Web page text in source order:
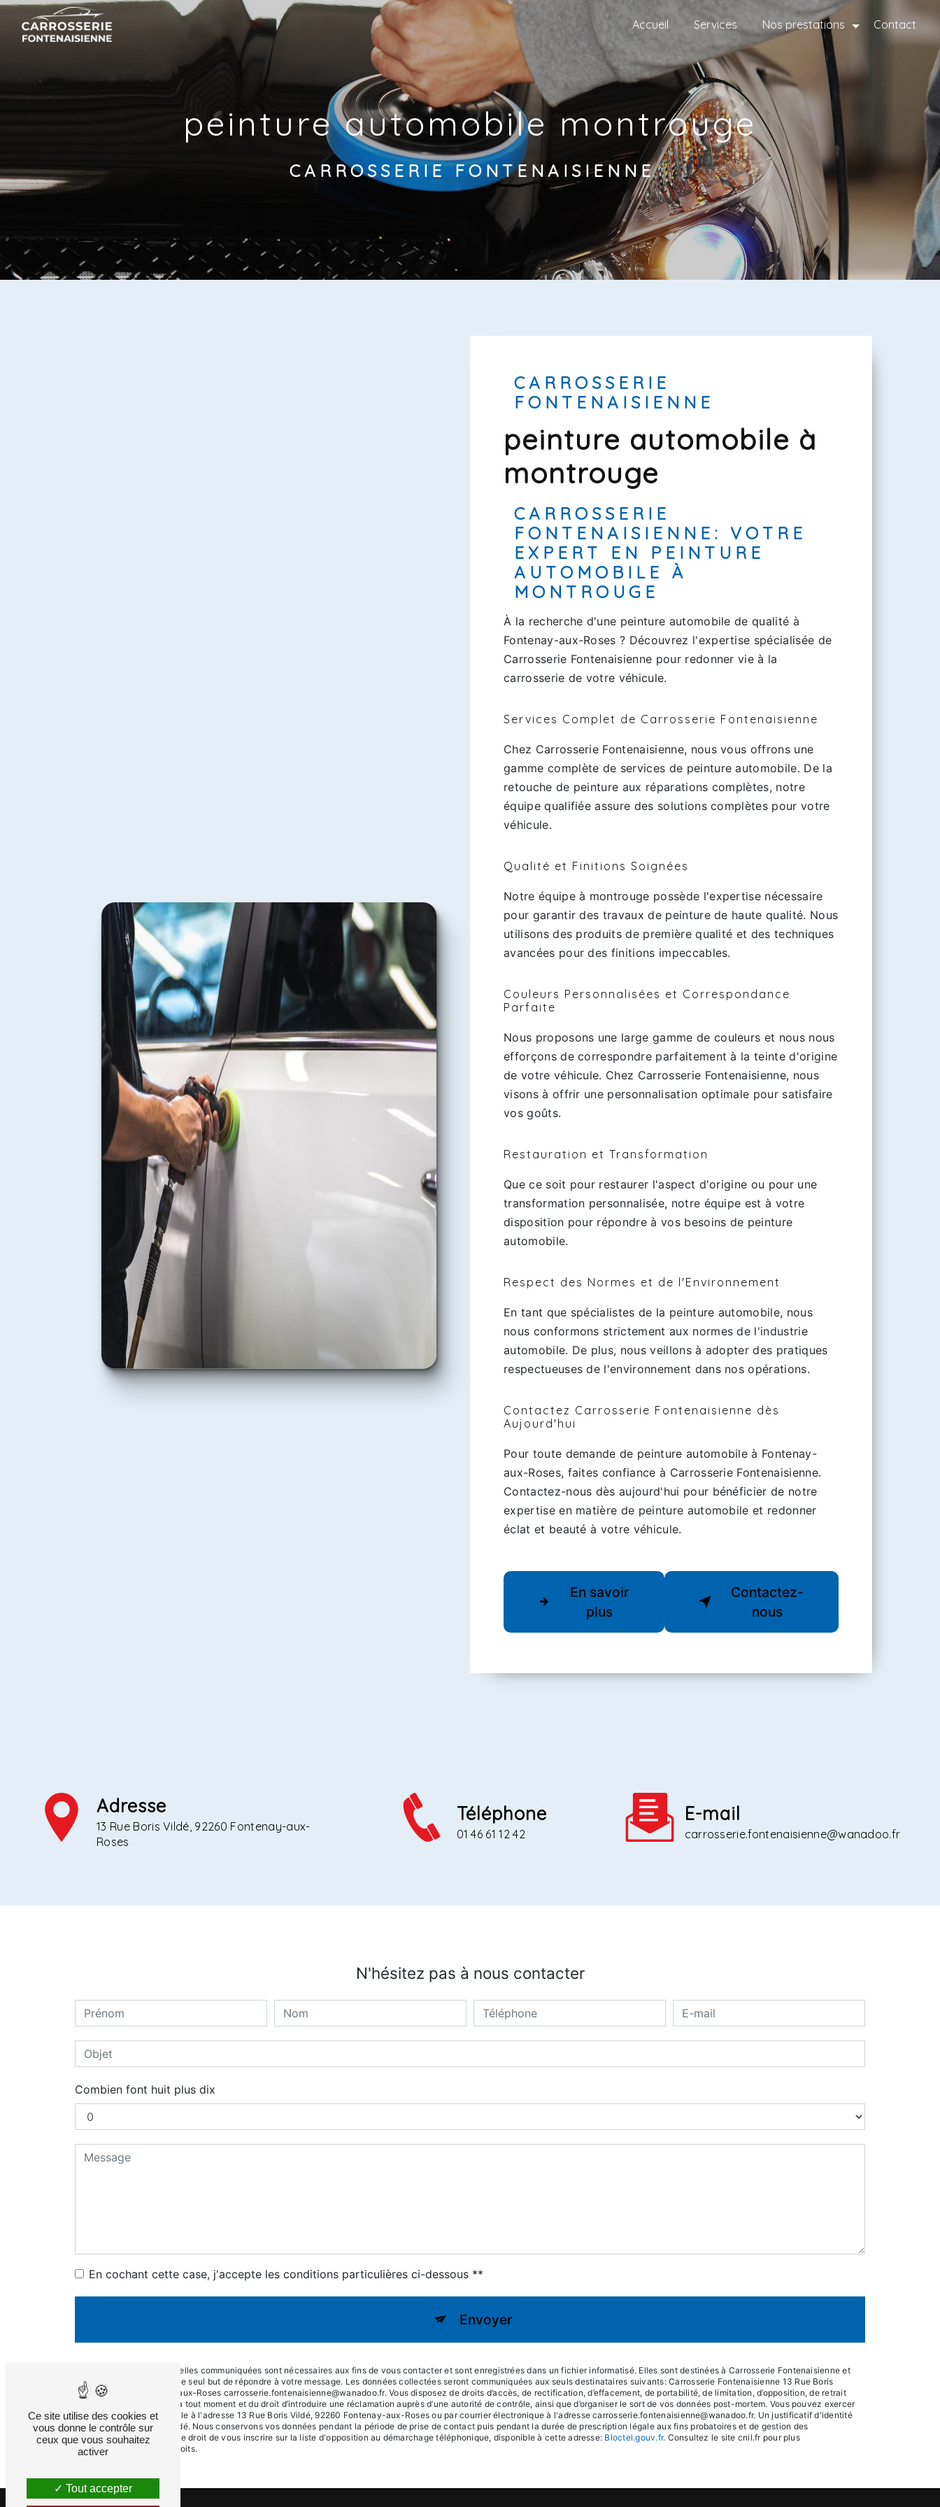
Accueil Services Nos prestations Contact
peinture automobile montrouge
CARROSSERIE FONTENAISIENNE
CARROSSERIE
FONTENAISIENNE
peinture automobile à
montrouge
CARROSSERIE
FONTENAISIENNE: VOTRE
EXPERT EN PEINTURE
AUTOMOBILE À
MONTROUGE
À la recherche d'une peinture automobile de qualité à
Fontenay-aux-Roses ? Découvrez l'expertise spécialisée de
Carrosserie Fontenaisienne pour redonner vie à la
carrosserie de votre véhicule.
Services Complet de Carrosserie Fontenaisienne
Chez Carrosserie Fontenaisienne, nous vous offrons une
gamme complète de services de peinture automobile. De la
retouche de peinture aux réparations complètes, notre
équipe qualifiée assure des solutions complètes pour votre
véhicule.
Qualité et Finitions Soignées
Notre équipe à montrouge possède l'expertise nécessaire
pour garantir des travaux de peinture de haute qualité. Nous
utilisons des produits de première qualité et des techniques
avancées pour des finitions impeccables.
Couleurs Personnalisées et Correspondance
Parfaite
Nous proposons une large gamme de couleurs et nous nous
efforçons de correspondre parfaitement à la teinte d'origine
de votre véhicule. Chez Carrosserie Fontenaisienne, nous
visons à offrir une personnalisation optimale pour satisfaire
vos goûts.
Restauration et Transformation
Que ce soit pour restaurer l'aspect d'origine ou pour une
transformation personnalisée, notre équipe est à votre
disposition pour répondre à vos besoins de peinture
automobile.
Respect des Normes et de l'Environnement
En tant que spécialistes de la peinture automobile, nous
nous conformons strictement aux normes de l'industrie
automobile. De plus, nous veillons à adopter des pratiques
respectueuses de l'environnement dans nos opérations.
Contactez Carrosserie Fontenaisienne dès
Aujourd'hui
Pour toute demande de peinture automobile à Fontenay-
aux-Roses, faites confiance à Carrosserie Fontenaisienne.
Contactez-nous dès aujourd'hui pour bénéficier de notre
expertise en matière de peinture automobile et redonner
éclat et beauté à votre véhicule.
En savoir
plus
Contactez-
nous
Adresse
13 Rue Boris Vildé, 92260 Fontenay-aux-
Roses
Téléphone
01 46 61 12 42
E-mail
carrosserie.fontenaisienne@wanadoo.fr
N'hésitez pas à nous contacter
Combien font huit plus dix
En cochant cette case, j'accepte les conditions particulières ci-dessous **
Envoyer
** Les données personnelles communiquées sont nécessaires aux fins de vous contacter et sont enregistrées dans un fichier informatisé. Elles sont destinées à Carrosserie Fontenaisienne et
ses sous-traitants dans le seul but de répondre à votre message. Les données collectées seront communiquées aux seuls destinataires suivants: Carrosserie Fontenaisienne 13 Rue Boris
Vildé, 92260 Fontenay-aux-Roses carrosserie.fontenaisienne@wanadoo.fr. Vous disposez de droits d’accès, de rectification, d’effacement, de portabilité, de limitation, d’opposition, de retrait
de votre consentement à tout moment et du droit d’introduire une réclamation auprès d’une autorité de contrôle, ainsi que d’organiser le sort de vos données post-mortem. Vous pouvez exercer
ces droits par voie postale à l'adresse 13 Rue Boris Vildé, 92260 Fontenay-aux-Roses ou par courrier électronique à l'adresse carrosserie.fontenaisienne@wanadoo.fr. Un justificatif d'identité
pourra vous être demandé. Nous conservons vos données pendant la période de prise de contact puis pendant la durée de prescription légale aux fins probatoires et de gestion des
contentieux. Vous avez le droit de vous inscrire sur la liste d'opposition au démarchage téléphonique, disponible à cette adresse: Bloctel.gouv.fr. Consultez le site cnil.fr pour plus
d’informations sur vos droits.
Panneau de gestion des cookies
Ce site utilise des cookies et
vous donne le contrôle sur
ceux que vous souhaitez
activer
Tout accepter